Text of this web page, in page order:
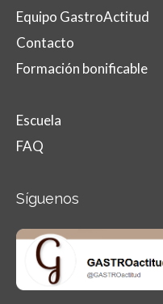
Equipo GastroActitud
Contacto
Formación bonificable
Escuela
FAQ
Síguenos